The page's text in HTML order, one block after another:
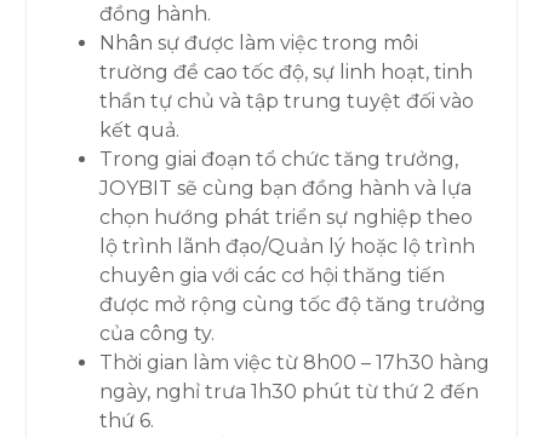
đồng hành.
Nhân sự được làm việc trong môi
trường đề cao tốc độ, sự linh hoạt, tinh
thần tự chủ và tập trung tuyệt đối vào
kết quả.
Trong giai đoạn tổ chức tăng trưởng,
JOYBIT sẽ cùng bạn đồng hành và lựa
chọn hướng phát triển sự nghiệp theo
lộ trình lãnh đạo/Quản lý hoặc lộ trình
chuyên gia với các cơ hội thăng tiến
được mở rộng cùng tốc độ tăng trưởng
của công ty.
Thời gian làm việc từ 8h00 – 17h30 hàng
ngày, nghỉ trưa 1h30 phút từ thứ 2 đến
thứ 6.